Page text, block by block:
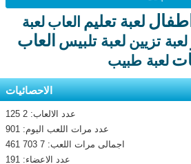
لعبة تعليم العاب لعبة
لعبة تزيين لعبة تلبيس العاب
لعبة طبيب
الاحصائيات
عدد الالعاب: 2 125
عدد مرات اللعب اليوم: 901
اجمالى مرات اللعب: 7 703 461
عدد الاعضاء: 191